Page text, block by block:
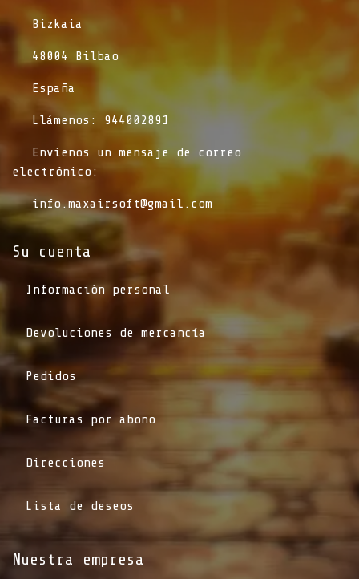
​Bizkaia
​48004 Bilbao
​España
​Llámenos: 944002891
​Envíenos un mensaje de correo
electrónico:
info.maxairsoft@gmail.com
Su cuenta
Información personal
Devoluciones de mercancía
Pedidos
Facturas por abono
Direcciones
Lista de deseos
Nuestra empresa